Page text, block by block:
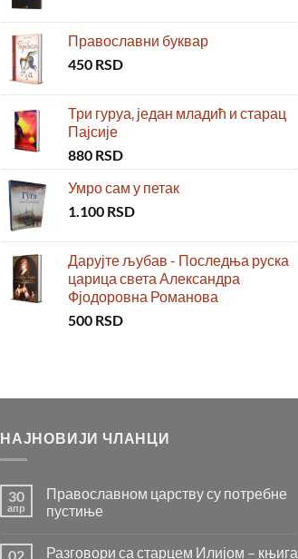
Православни буквар
450 RSD
Три гуруа, један младић и старац
Пајсије
880 RSD
Умро сам у петак
1.100 RSD
Дарујте љубав - Последња руска
царица света Александра
Фјодоровна Романова
500 RSD
НАЈНОВИЈИ ЧЛАНЦИ
30
апр
Православном царству су потребне
пустиње
на
02
Разговори са старцем Илијом – књига